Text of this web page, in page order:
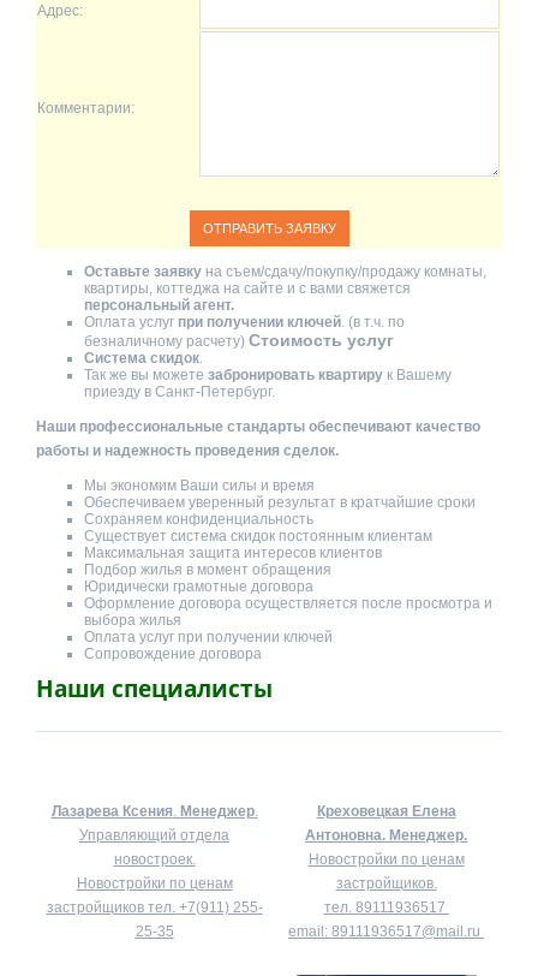
Адрес:
Комментарии:
Оставьте заявку на съем/сдачу/покупку/продажу комнаты,
квартиры, коттеджа на сайте и с вами свяжется
персональный агент.
Оплата услуг при получении ключей . (в т.ч. по
безналичному расчету) Стоимость услуг
Система скидок
Так же вы можете забронировать квартиру к Вашему
приезду в Санкт-Петербург.
Наши профессиональные стандарты обеспечивают качество
работы и надежность проведения сделок.
Мы экономим Ваши силы и время
Обеспечиваем уверенный результат в кратчайшие сроки
Сохраняем конфиденциальность
Существует система скидок постоянным клиентам
Максимальная защита интересов клиентов
Подбор жилья в момент обращения
Юридически грамотные договора
Оформление договора осуществляется после просмотра и
выбора жилья
Оплата услуг при получении ключей
Сопровождение договора
Наши специалисты
Лазарева Ксения Менеджер.
Управляющий отдела
новостроек.
Новостройки по ценам
застройщиков тел. +7(911) 255-
25-35
Креховецкая Елена
Антоновна. Менеджер.
Новостройки по ценам
застройщиков.
тел. 89111936517
email: 89111936517@mail.ru